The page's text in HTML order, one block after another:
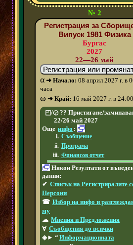
№ 2
Регистрация за
Випуск 1981 Физика
Бургас
2027
22—26 май
α ➜ Начало: 08 април 2027 г. в
часа
ω ➜ Край: 16 май 2027 г. в
◰/◶ ?? Пристигане/
22/26 май 2027
Още инфо :
Съобщение
Програма
Финансов отчет
Някои Резултати от
данни:
✔ Списък на Регистриралите
Персони
☎ Избор на инфо и
му
☁ Мнения и Предложения
∀ Съобщения до всички
◈► “ Информационната